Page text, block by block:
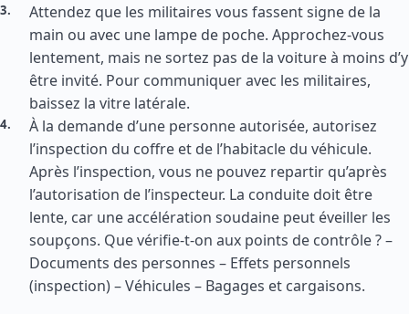
Attendez que les militaires vous fassent signe de la
main ou avec une lampe de poche. Approchez-vous
lentement, mais ne sortez pas de la voiture à moins d’y
être invité. Pour communiquer avec les militaires,
baissez la vitre latérale.
À la demande d’une personne autorisée, autorisez
l’inspection du coffre et de l’habitacle du véhicule.
Après l’inspection, vous ne pouvez repartir qu’après
l’autorisation de l’inspecteur. La conduite doit être
lente, car une accélération soudaine peut éveiller les
soupçons. Que vérifie-t-on aux points de contrôle ? –
Documents des personnes – Effets personnels
(inspection) – Véhicules – Bagages et cargaisons.